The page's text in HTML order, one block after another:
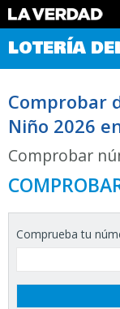
Comprobar Loteria
Premios
Noticias
Datos
Historia
LOTERÍA
Comprobar
Niño 2026
Comprobar
Comprueba tu